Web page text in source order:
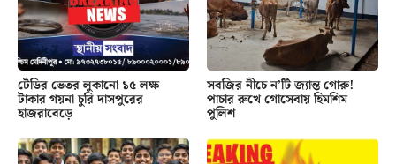
টেডির ভেতর লুকানো ১৫ লক্ষ
টাকার গয়না চুরি দাসপুরের
হাজরাবেড়ে
সবজির নীচে ন’টি জ্যান্ত গোরু!
পাচার রুখে গোসেবায় হিমশিম
পুলিশ